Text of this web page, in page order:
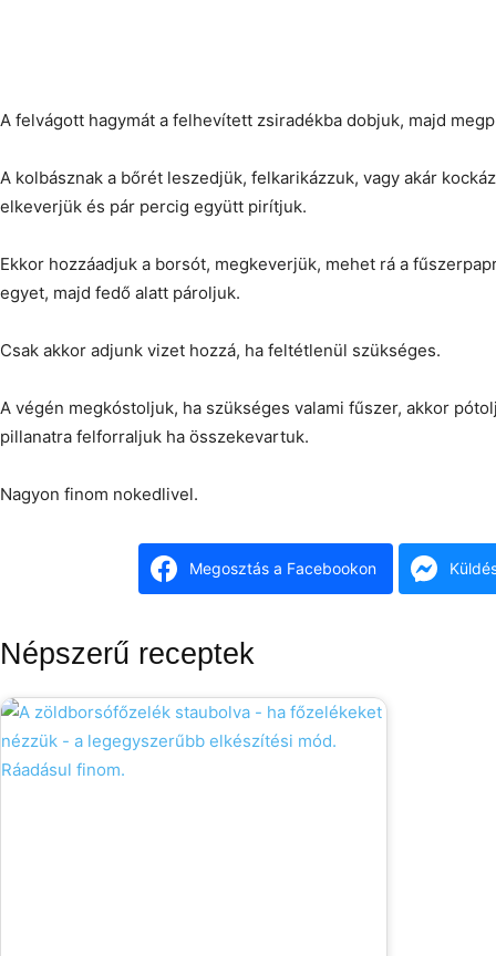
A felvágott hagymát a felhevített zsiradékba dobjuk, majd
A kolbásznak a bőrét leszedjük, felkarikázzuk, vagy akár
elkeverjük és pár percig együtt pirítjuk.
Ekkor hozzáadjuk a borsót, megkeverjük, mehet rá a
egyet, majd fedő alatt pároljuk.
Csak akkor adjunk vizet hozzá, ha feltétlenül szükséges.
A végén megkóstoljuk, ha szükséges valami fűszer, akkor
pillanatra felforraljuk ha összekevartuk.
Nagyon finom nokedlivel.
Megosztás a Facebookon
Népszerű receptek